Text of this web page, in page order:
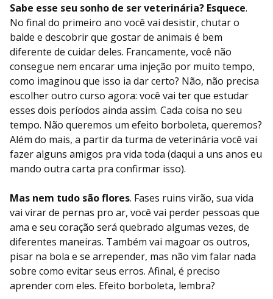
Sabe esse seu sonho de ser veterinária? Esquece.
No final do primeiro ano você vai desistir, chutar o
balde e descobrir que gostar de animais é bem
diferente de cuidar deles. Francamente, você não
consegue nem encarar uma injeção por muito tempo,
como imaginou que isso ia dar certo? Não, não precisa
escolher outro curso agora: você vai ter que estudar
esses dois períodos ainda assim. Cada coisa no seu
tempo. Não queremos um efeito borboleta, queremos?
Além do mais, a partir da turma de veterinária você vai
fazer alguns amigos pra vida toda (daqui a uns anos eu
mando outra carta pra confirmar isso).
Mas nem tudo são flores. Fases ruins virão, sua vida
vai virar de pernas pro ar, você vai perder pessoas que
ama e seu coração será quebrado algumas vezes, de
diferentes maneiras. Também vai magoar os outros,
pisar na bola e se arrepender, mas não vim falar nada
sobre como evitar seus erros. Afinal, é preciso
aprender com eles. Efeito borboleta, lembra?